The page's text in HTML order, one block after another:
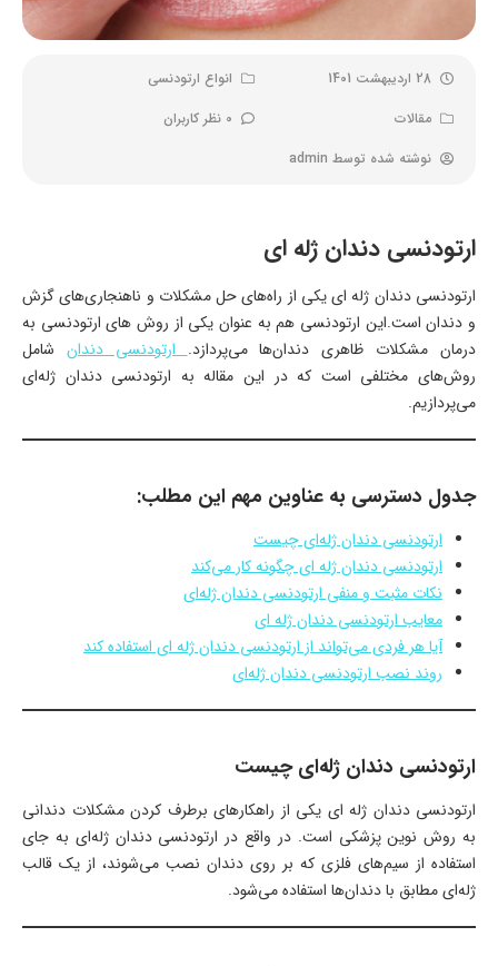
28 اردیبهشت 1401
انواع ارتودنسی
مقالات
0 نظر کاربران
نوشته شده توسط admin
ارتودنسی دندان ژله ای
ارتودنسی دندان ژله ای یکی از راه‌های حل مشکلات و ناهنجاری‌های گزش
و دندان است.این ارتودنسی هم به عنوان یکی از روش های ارتودنسی به
درمان مشکلات ظاهری دندان‌ها می‌پردازد.ارتودنسی دندان شامل
روش‌های مختلفی است که در این مقاله به ارتودنسی دندان ژله‌ای
می‌پردازیم.
جدول دسترسی به عناوین مهم این مطلب:
ارتودنسی دندان ژله‌ای چیست
ارتودنسی دندان ژله ای چگونه کار می‌کند
نکات مثبت و منفی ارتودنسی دندان ژله‌ای
معایب ارتودنسی دندان ژله ای
آیا هر فردی می‌تواند از ارتودنسی دندان ژله ای استفاده کند
روند نصب ارتودنسی دندان ژله‌ای
ارتودنسی دندان ژله‌ای چیست
ارتودنسی دندان ژله ای یکی از راهکارهای برطرف کردن مشکلات دندانی
به روش نوین پزشکی است. در واقع در ارتودنسی دندان ژله‌ای به جای
استفاده از سیم‌های فلزی که بر روی دندان نصب می‌شوند، از یک قالب
ژله‌ای مطابق با دندان‌ها استفاده می‌شود.